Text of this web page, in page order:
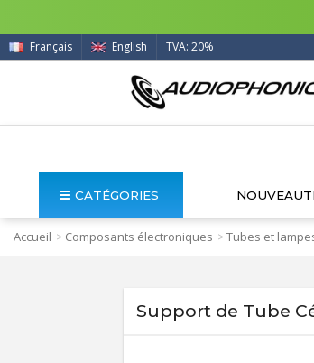
Français English TVA: 20%
CATÉGORIES
Accueil > Composants électroniques >Tubes et
Support de Tube